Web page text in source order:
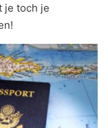
je toch je